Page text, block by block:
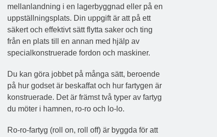
mellanlandning i en lagerbyggnad eller på en
uppställningsplats. Din uppgift är att på ett
säkert och effektivt sätt flytta saker och ting
från en plats till en annan med hjälp av
specialkonstruerade fordon och maskiner.
Du kan göra jobbet på många sätt, beroende
på hur godset är beskaffat och hur fartygen är
konstruerade. Det är främst två typer av fartyg
du möter i hamnen, ro-ro och lo-lo.
Ro-ro-fartyg (roll on, roll off) är byggda för att